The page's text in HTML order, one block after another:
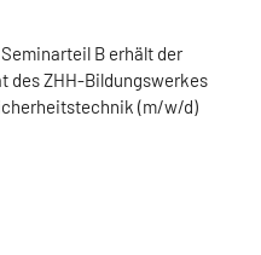
B erhält der
des ZHH-Bildungswerkes
(m/w/d)